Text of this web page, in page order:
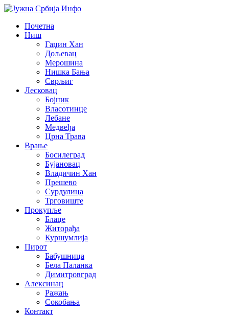
Почетна
Ниш
Гаџин Хан
Дољевац
Мерошина
Нишка Бања
Сврљиг
Лесковац
Бојник
Власотинце
Лебане
Медвеђа
Црна Трава
Врање
Босилеград
Бујановац
Владичин Хан
Прешево
Сурдулица
Трговиште
Прокупље
Блаце
Житорађа
Куршумлија
Пирот
Бабушница
Бела Паланка
Димитровград
Алексинац
Ражањ
Сокобања
Контакт